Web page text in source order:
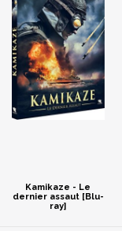
Kamikaze - Le
dernier assaut [Blu-
ray]